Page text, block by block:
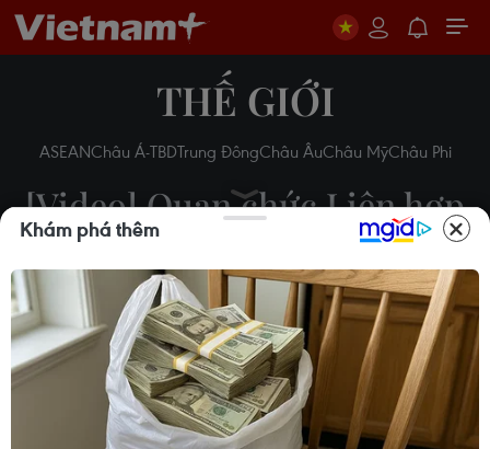
THẾ GIỚI
ASEANChâu Á-TBDTrung ĐôngChâu ÂuChâu MỹChâu Phi
[Video] Quan chức Liên hợp
quốc từ chức vì bê bối tài
chính
21/11/2018 04:31
Khám phá thêm